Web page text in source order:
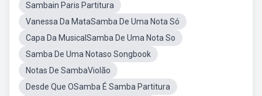
Sambain Paris Partitura
Vanessa Da MataSamba De Uma Nota Só
Capa Da MusicalSamba De Uma Nota So
Samba De Uma Notaso Songbook
Notas De SambaViolão
Desde Que OSamba É Samba Partitura